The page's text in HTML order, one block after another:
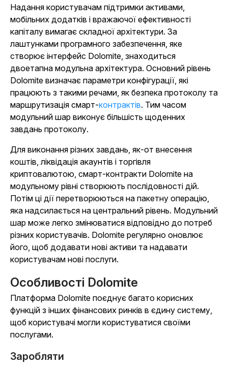
Надання користувачам підтримки активами,
мобільних додатків і вражаючої ефективності
капіталу вимагає складної архітектури. За
лаштунками програмного забезпечення, яке
створює інтерфейс Dolomite, знаходиться
двоетапна модульна архітектура. Основний рівень
Dolomite визначає параметри конфігурації, які
працюють з такими речами, як безпека протоколу та
маршрутизація смарт-контрактів. Тим часом
модульний шар виконує більшість щоденних
завдань протоколу.
Для виконання різних завдань, як-от внесення
коштів, ліквідація акаунтів і торгівля
криптовалютою, смарт-контракти Dolomite на
модульному рівні створюють послідовності дій.
Потім ці дії перетворюються на пакетну операцію,
яка надсилається на центральний рівень. Модульний
шар може легко змінюватися відповідно до потреб
різних користувачів. Dolomite регулярно оновлює
його, щоб додавати нові активи та надавати
користувачам нові послуги.
Особливості Dolomite
Платформа Dolomite поєднує багато корисних
функцій з інших фінансових ринків в єдину систему,
щоб користувачі могли користуватися своїми
послугами.
Заробляти